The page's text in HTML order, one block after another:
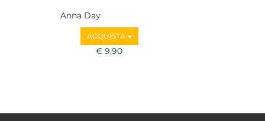
Anna Day
ACQUISTA
€ 9,90